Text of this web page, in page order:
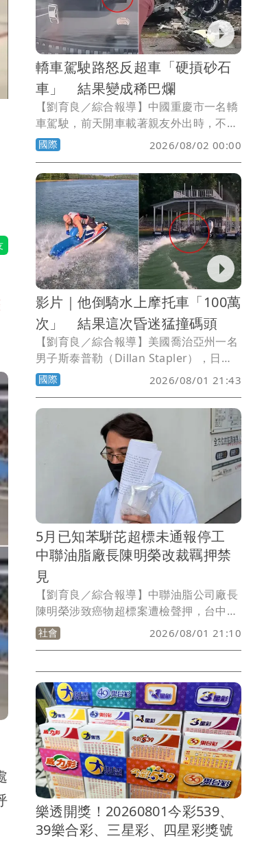
轎車駕駛路怒反超車「硬摃砂石
車」 結果變成稀巴爛
【劉育良／綜合報導】中國重慶市一名轎
車駕駛，前天開車載著親友外出時，不滿
一輛砂石車突然切換車道擋路，立即決定
反超回來，結果馬上被砂石車撞得支離破
碎，所幸車上人員都沒有生命危險。
國際 2026/08/02 00:00
影片｜他倒騎水上摩托車「100萬
次」 結果這次昏迷猛撞碼頭
【劉育良／綜合報導】美國喬治亞州一名
男子斯泰普勒（Dillan Stapler），日前
與朋友們一起騎乘水上摩托車時，秀了一
手「倒著騎」的特技，想不到竟然騎到直
接撞向碼頭，所幸朋友即時救援，他雖然
受傷但已無大礙。
國際 2026/08/01 21:43
5月已知苯駢芘超標未通報停工
中聯油脂廠長陳明榮改裁羈押禁
見
【劉育良／綜合報導】中聯油脂公司廠長
陳明榮涉致癌物超標案遭檢聲押，台中地
院認定他今年5月即透過台糖公司得知苯
駢芘超標而未停工，今天改裁收押禁見；
社會 2026/08/01 21:10
樂透開獎！20260801今彩539、
39樂合彩、三星彩、四星彩獎號